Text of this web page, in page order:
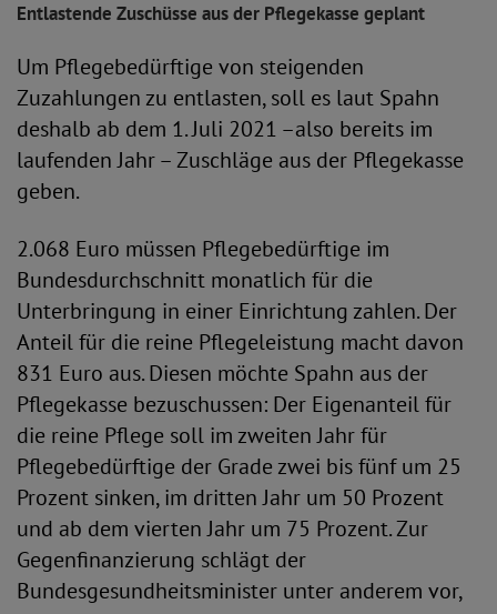
Entlastende Zuschüsse aus der Pflegekasse geplant
Um Pflegebedürftige von steigenden
Zuzahlungen zu entlasten, soll es laut Spahn
deshalb ab dem 1. Juli 2021 –also bereits im
laufenden Jahr – Zuschläge aus der Pflegekasse
geben.
2.068 Euro müssen Pflegebedürftige im
Bundesdurchschnitt monatlich für die
Unterbringung in einer Einrichtung zahlen. Der
Anteil für die reine Pflegeleistung macht davon
831 Euro aus. Diesen möchte Spahn aus der
Pflegekasse bezuschussen: Der Eigenanteil für
die reine Pflege soll im zweiten Jahr für
Pflegebedürftige der Grade zwei bis fünf um 25
Prozent sinken, im dritten Jahr um 50 Prozent
und ab dem vierten Jahr um 75 Prozent. Zur
Gegenfinanzierung schlägt der
Bundesgesundheitsminister unter anderem vor,